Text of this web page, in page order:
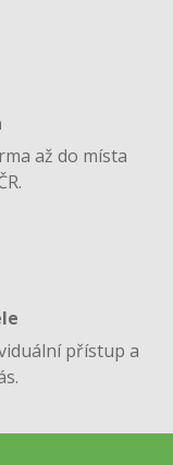
až do místa
přístup a